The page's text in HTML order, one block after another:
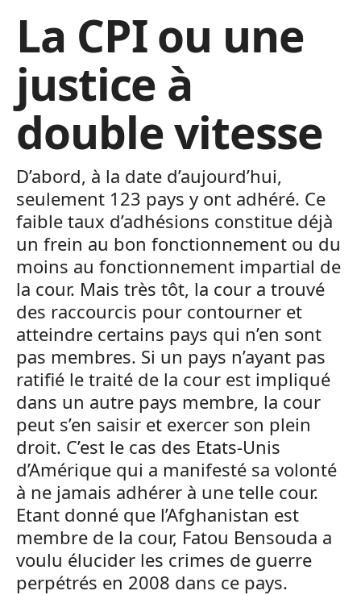
La CPI ou une
justice à
double vitesse
D’abord, à la date d’aujourd’hui,
seulement 123 pays y ont adhéré. Ce
faible taux d’adhésions constitue déjà
un frein au bon fonctionnement ou du
moins au fonctionnement impartial de
la cour. Mais très tôt, la cour a trouvé
des raccourcis pour contourner et
atteindre certains pays qui n’en sont
pas membres. Si un pays n’ayant pas
ratifié le traité de la cour est impliqué
dans un autre pays membre, la cour
peut s’en saisir et exercer son plein
droit. C’est le cas des Etats-Unis
d’Amérique qui a manifesté sa volonté
à ne jamais adhérer à une telle cour.
Etant donné que l’Afghanistan est
membre de la cour, Fatou Bensouda a
voulu élucider les crimes de guerre
perpétrés en 2008 dans ce pays.